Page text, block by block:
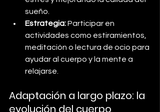
sueño.
Estrategia: Participar en
actividades como estiramientos,
meditación o lectura de ocio para
ayudar al cuerpo y la mente a
relajarse.
Adaptación a largo plazo: la
evolución del cuerpo